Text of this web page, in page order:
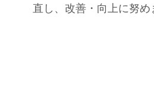
直し、改善・向上に努め